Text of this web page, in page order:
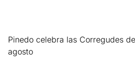
Pinedo celebra las Corregudes
agosto